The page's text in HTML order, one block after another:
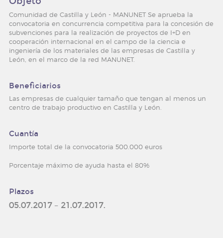
noticias y eventos
convocatorias
contacto
Comunidad de Castilla y León - MANUNET Se aprueba la
convocatoria en concurrencia competitiva para la concesión de
subvenciones para la realización de proyectos de I+D en
cooperación internacional en el campo de la ciencia e
ingeniería de los materiales de las empresas de Castilla y
León, en el marco de la red MANUNET.
Beneficiarios
Las empresas de cualquier tamaño que tengan al menos un
centro de trabajo productivo en Castilla y León.
Cuantía
Importe total de la convocatoria 500.000 euros
Porcentaje máximo de ayuda hasta el 80%
Plazos
05.07.2017 – 21.07.2017.